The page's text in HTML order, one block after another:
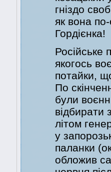
гніздо
як вона
Гордієнка!
Російське
якогось
потайки,
По
були
відбирати
літом
у
паланки
обложив